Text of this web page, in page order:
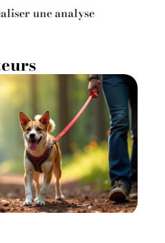
une analyse